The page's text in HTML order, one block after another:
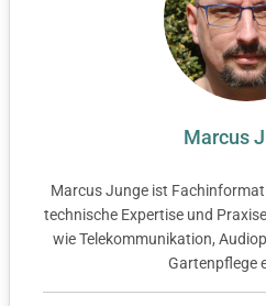
Marcus
Marcus Junge ist
technische Expertise und
wie Telekommunikation,
Gartenpflege